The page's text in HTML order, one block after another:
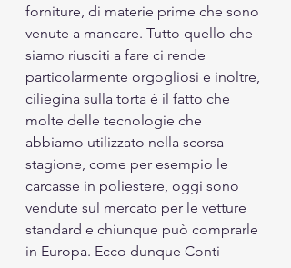
forniture, di materie prime che sono
venute a mancare. Tutto quello che
siamo riusciti a fare ci rende
particolarmente orgogliosi e inoltre,
ciliegina sulla torta è il fatto che
molte delle tecnologie che
abbiamo utilizzato nella scorsa
stagione, come per esempio le
carcasse in poliestere, oggi sono
vendute sul mercato per le vetture
standard e chiunque può comprarle
in Europa. Ecco dunque Conti